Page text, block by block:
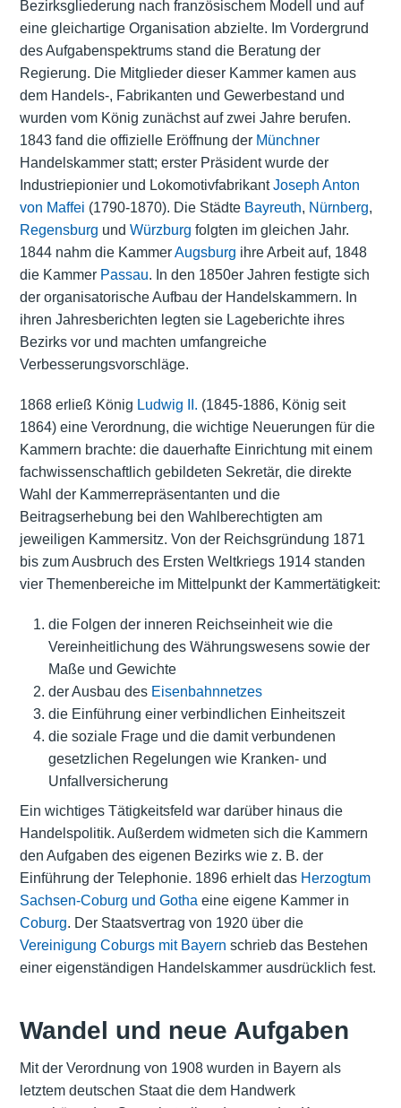
Bezirksgliederung nach französischem Modell und auf
eine gleichartige Organisation abzielte. Im Vordergrund
des Aufgabenspektrums stand die Beratung der
Regierung. Die Mitglieder dieser Kammer kamen aus
dem Handels-, Fabrikanten und Gewerbestand und
wurden vom König zunächst auf zwei Jahre berufen.
1843 fand die offizielle Eröffnung der Münchner
Handelskammer statt; erster Präsident wurde der
Industriepionier und LokomotivfabrikantJoseph Anton
von Maffei (1790-1870). Die Städte Bayreuth, Nürnberg,
Regensburg und Würzburg folgten im gleichen Jahr.
1844 nahm die KammerAugsburg ihre Arbeit auf, 1848
die Kammer Passau. In den 1850er Jahren festigte sich
der organisatorische Aufbau der Handelskammern. In
ihren Jahresberichten legten sie Lageberichte ihres
Bezirks vor und machten umfangreiche
Verbesserungsvorschläge.
1868 erließ König Ludwig II. (1845-1886, König seit
1864) eine Verordnung, die wichtige Neuerungen für die
Kammern brachte: die dauerhafte Einrichtung mit einem
fachwissenschaftlich gebildeten Sekretär, die direkte
Wahl der Kammerrepräsentanten und die
Beitragserhebung bei den Wahlberechtigten am
jeweiligen Kammersitz. Von der Reichsgründung 1871
bis zum Ausbruch des Ersten Weltkriegs 1914 standen
vier Themenbereiche im Mittelpunkt der Kammertätigkeit:
die Folgen der inneren Reichseinheit wie die
Vereinheitlichung des Währungswesens sowie der
Maße und Gewichte
der Ausbau des Eisenbahnnetzes
die Einführung einer verbindlichen Einheitszeit
die soziale Frage und die damit verbundenen
gesetzlichen Regelungen wie Kranken- und
Unfallversicherung
Ein wichtiges Tätigkeitsfeld war darüber hinaus die
Handelspolitik. Außerdem widmeten sich die Kammern
den Aufgaben des eigenen Bezirks wie z. B. der
Einführung der Telephonie. 1896 erhielt das Herzogtum
Sachsen-Coburg und Gothaeine eigene Kammer in
Coburg. Der Staatsvertrag von 1920 über die
Vereinigung Coburgs mit Bayern schrieb das Bestehen
einer eigenständigen Handelskammer ausdrücklich fest.
Wandel und neue Aufgaben
Mit der Verordnung von 1908 wurden in Bayern als
letztem deutschen Staat die dem Handwerk